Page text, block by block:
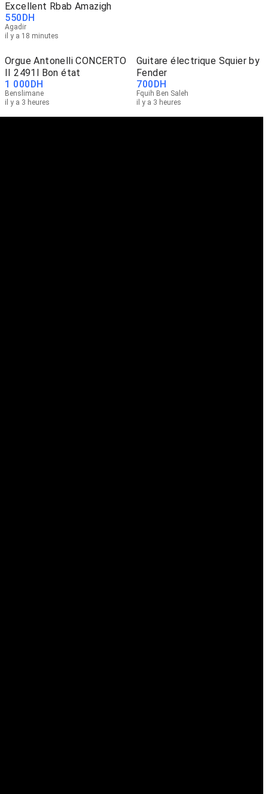
Excellent Rbab Amazigh
550DH
Agadir
il y a 18 minutes
Orgue Antonelli CONCERTO
II 2491l Bon état
1 000DH
Benslimane
il y a 3 heures
Guitare électrique Squier by
Fender
700DH
Fquih Ben Saleh
il y a 3 heures